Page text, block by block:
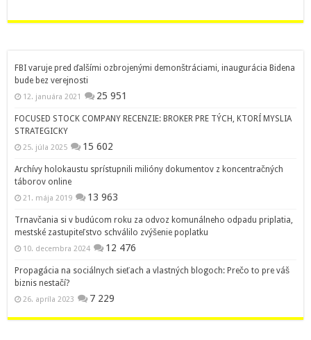
FBI varuje pred ďalšími ozbrojenými demonštráciami, inaugurácia Bidena
bude bez verejnosti
12. januára 2021 25 951
FOCUSED STOCK COMPANY RECENZIE: BROKER PRE TÝCH, KTORÍ MYSLIA
STRATEGICKY
25. júla 2025 15 602
Archívy holokaustu sprístupnili milióny dokumentov z koncentračných
táborov online
21. mája 2019 13 963
Trnavčania si v budúcom roku za odvoz komunálneho odpadu priplatia,
mestské zastupiteľstvo schválilo zvýšenie poplatku
10. decembra 2024 12 476
Propagácia na sociálnych sieťach a vlastných blogoch: Prečo to pre váš
biznis nestačí?
26. apríla 2023 7 229